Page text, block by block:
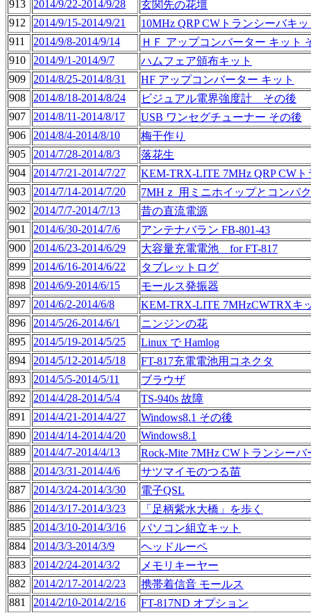
913
2014/9/22-2014/9/28
玄関先の花壇
912
2014/9/15-2014/9/21
10MHz QRP CWトランシーバキ
911
2014/9/8-2014/9/14
ＨＦ アップコンバーター キット
910
2014/9/1-2014/9/7
ハムフェア頒布キット
909
2014/8/25-2014/8/31
HF アップコンバーター キット
908
2014/8/18-2014/8/24
ビジュアル電界強度計 その後
907
2014/8/11-2014/8/17
USB ワンセグチューナー その後
906
2014/8/4-2014/8/10
梅干作り
905
2014/7/28-2014/8/3
落花生
904
2014/7/21-2014/7/27
KEM-TRX-LITE 7MHz QRP CW
903
2014/7/14-2014/7/20
7MHｚ 用ミニホイップとコンパ
902
2014/7/7-2014/7/13
昔の直流電源
901
2014/6/30-2014/7/6
アンテナバラン FB-801-43
900
2014/6/23-2014/6/29
大容量充電電池 for FT-817
899
2014/6/16-2014/6/22
タブレットログ
898
2014/6/9-2014/6/15
モールス発振器
897
2014/6/2-2014/6/8
KEM-TRX-LITE 7MHzCWTRXキ
896
2014/5/26-2014/6/1
ニンジンの花
895
2014/5/19-2014/5/25
Linux で Hamlog
894
2014/5/12-2014/5/18
FT-817充電電池用コネクタ
893
2014/5/5-2014/5/11
ブラウザ
892
2014/4/28-2014/5/4
TS-940s 故障
891
2014/4/21-2014/4/27
Windows8.1 その後
890
2014/4/14-2014/4/20
Windows8.1
889
2014/4/7-2014/4/13
Rock-Mite 7MHz CWトランシー
888
2014/3/31-2014/4/6
サツマイモのつる苗
887
2014/3/24-2014/3/30
電子QSL
886
2014/3/17-2014/3/23
「足柄紫水大橋」を歩く
885
2014/3/10-2014/3/16
パソコン組立キット
884
2014/3/3-2014/3/9
ヘッドルーペ
883
2014/2/24-2014/3/2
メモリキーヤー
882
2014/2/17-2014/2/23
携帯着信音 モールス
881
2014/2/10-2014/2/16
FT-817ND オプション